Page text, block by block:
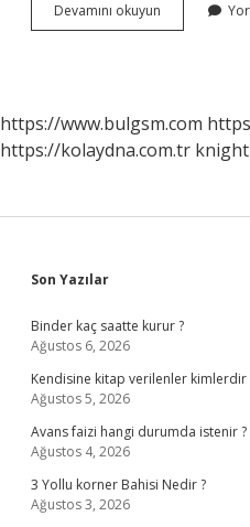
Devamını okuyun
I
Nedir
https://www.bulgsm.com
https://kolaydna.com.tr
Sidebar
Son Yazılar
Binder kaç saatte kurur ?
Ağustos 6, 2026
Kendisine kitap verilenler kimlerdir
Ağustos 5, 2026
Avans faizi hangi durumda istenir ?
Ağustos 4, 2026
3 Yollu korner Bahisi Nedir ?
Ağustos 3, 2026